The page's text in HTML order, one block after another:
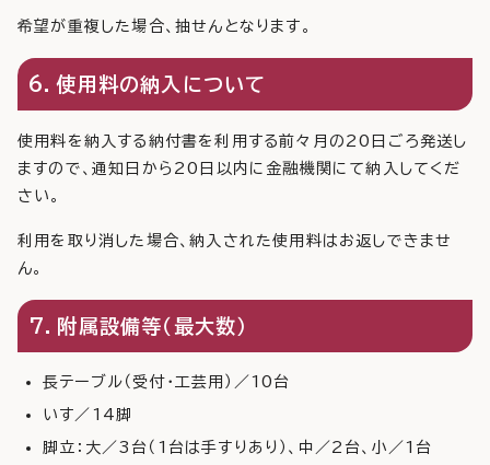
希望が重複した場合、抽せんとなります。
6．使用料の納入について
使用料を納入する納付書を利用する前々月の20日ごろ発送し
ますので、通知日から20日以内に金融機関にて納入してくだ
さい。
利用を取り消した場合、納入された使用料はお返しできませ
ん。
7．附属設備等（最大数）
長テーブル（受付・工芸用）／10台
いす／14脚
脚立：大／3台（1台は手すりあり）、中／2台、小／1台